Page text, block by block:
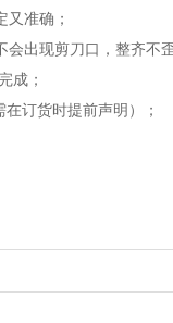
准确；
出现剪刀口，整齐不
成；
订货时提前声明）；